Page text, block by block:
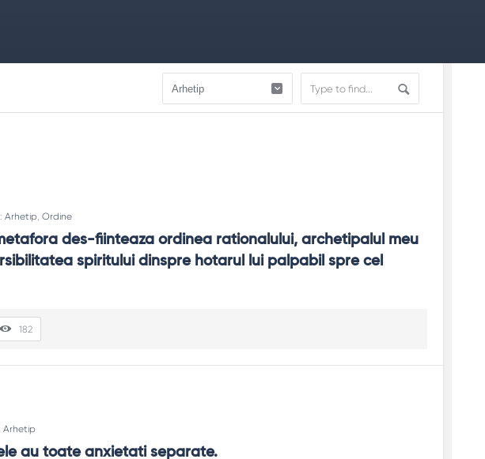
Arhetip Ordine
des-fiinteaza ordinea rationalului, archetipalul meu
spiritului dinspre hotarul lui palpabil spre cel
182
Arhetip
au toate anxietati separate.